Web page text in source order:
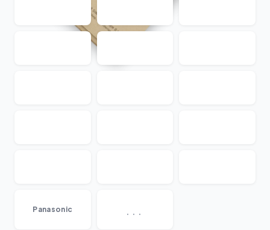
Panasonic ...